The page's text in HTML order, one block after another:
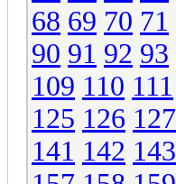
68 69 70 71
90 91 92 93
109 110 111
125 126 127
141 142 143